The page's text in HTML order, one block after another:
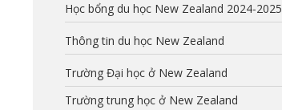
Học bổng du học New Zealand 2024-2025
Thông tin du học New Zealand
Trường Đại học ở New Zealand
Trường trung học ở New Zealand